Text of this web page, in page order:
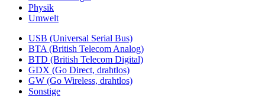
Physik
Umwelt
USB (Universal Serial Bus)
BTA (British Telecom Analog)
BTD (British Telecom Digital)
GDX (Go Direct, drahtlos)
GW (Go Wireless, drahtlos)
Sonstige